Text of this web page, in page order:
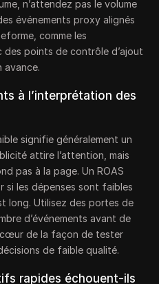
n’attendez pas le volume
événements proxy alignés
comme les
des points de contrôle d’ajout
avance.
à l’interprétation des
signifie généralement un
attire l’attention, mais
pas à la page. Un ROAS
si les dépenses sont faibles
long. Utilisez des portes de
d’événements avant de
cœur de la façon de tester
de faible qualité.
rapides échouent-ils